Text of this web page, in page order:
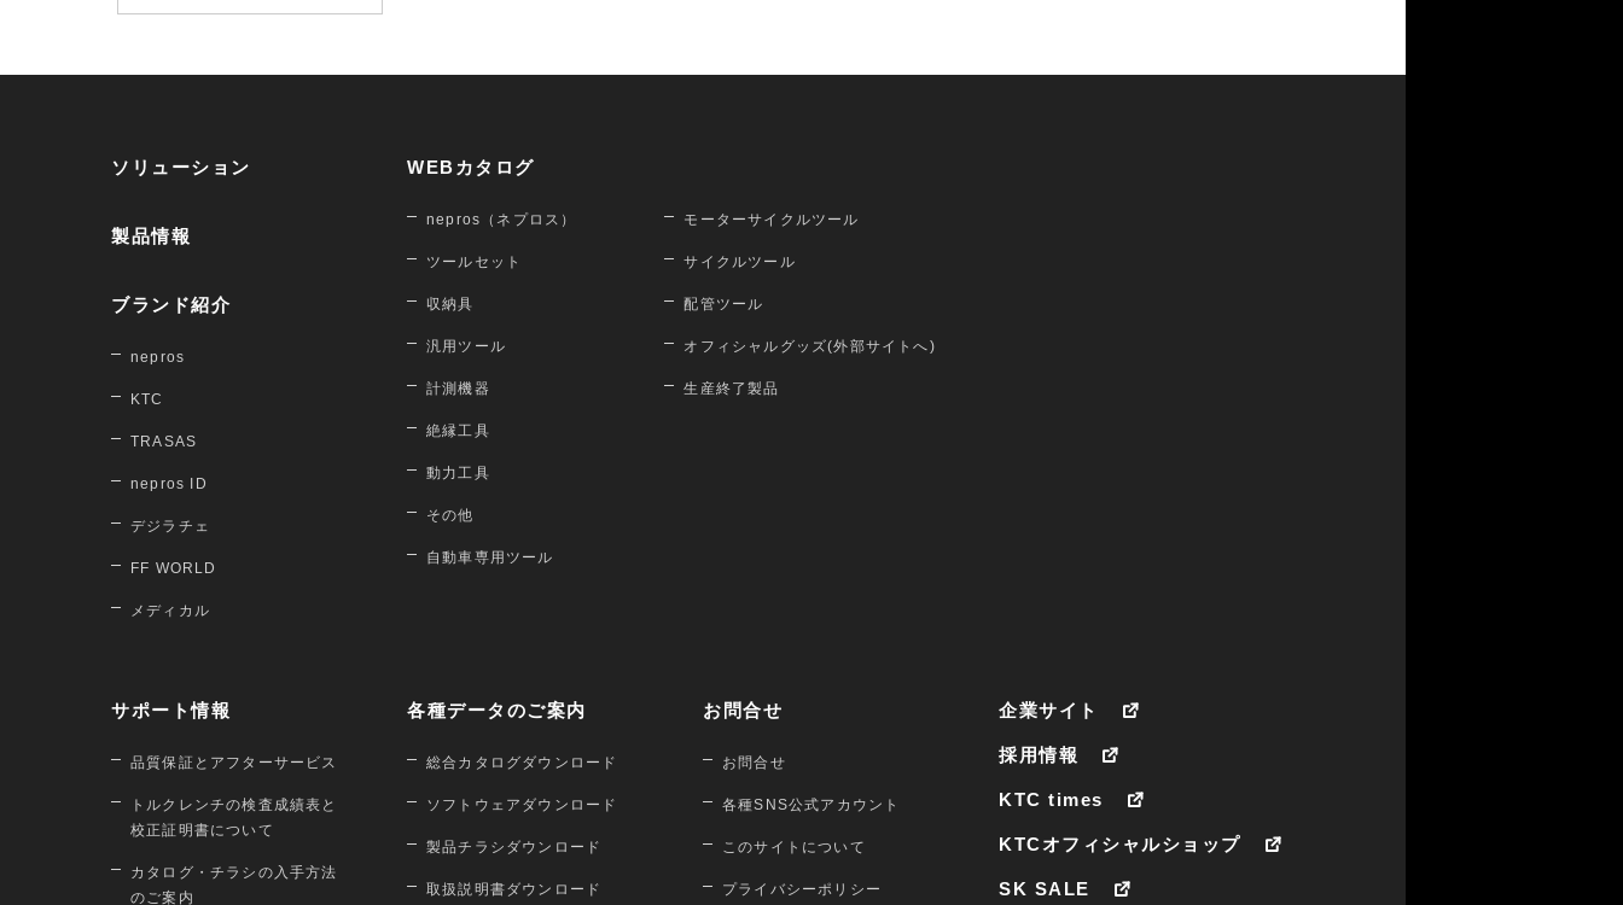
ソリューション
製品情報
ブランド紹介
nepros
KTC
TRASAS
nepros ID
デジラチェ
FF WORLD
メディカル
WEBカタログ
nepros（ネプロス）
ツールセット
収納具
汎用ツール
計測機器
絶縁工具
動力工具
その他
自動車専用ツール
モーターサイクルツール
サイクルツール
配管ツール
オフィシャルグッズ(外部サイトへ)
生産終了製品
サポート情報
品質保証とアフターサービス
トルクレンチの検査成績表と
校正証明書について
カタログ・チラシの入手方法
のご案内
各種データのご案内
総合カタログダウンロード
ソフトウェアダウンロード
製品チラシダウンロード
取扱説明書ダウンロード
お問合せ
お問合せ
各種SNS公式アカウント
このサイトについて
プライバシーポリシー
企業サイト
採用情報
KTC times
KTCオフィシャルショップ
SK SALE